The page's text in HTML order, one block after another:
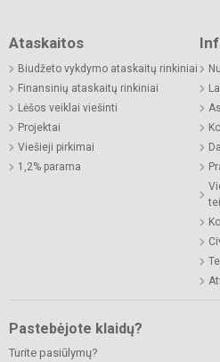
Ataskaitos
Biudžeto vykdymo ataskaitų rinkiniai
Finansinių ataskaitų rinkiniai
Lėšos veiklai viešinti
Projektai
Viešieji pirkimai
1,2% parama
Pastebėjote klaidų?
Turite pasiūlymų?